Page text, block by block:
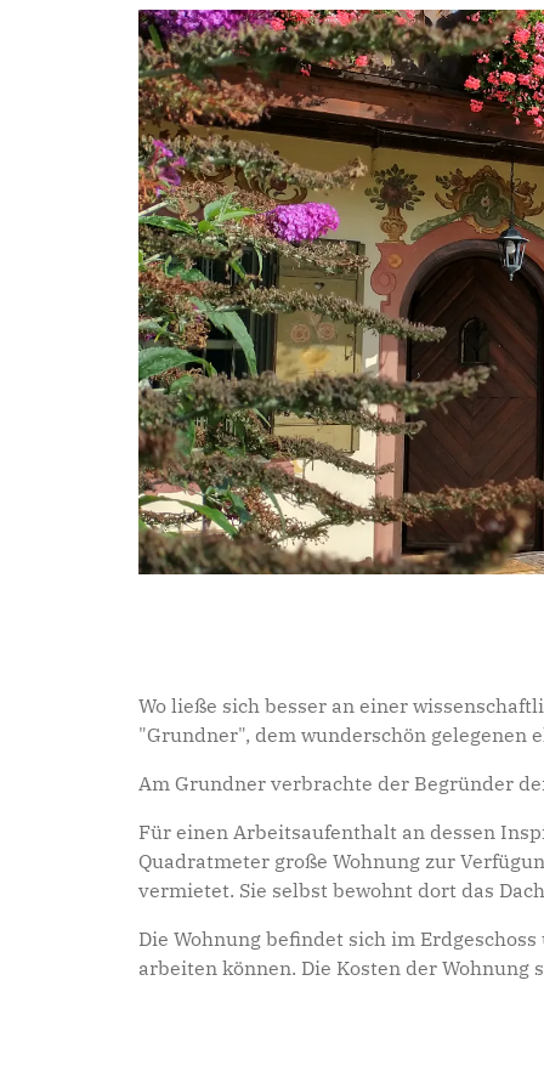
Wo ließe sich besser an einer
"Grundner", dem wunderschön gelegenen
Am Grundner verbrachte der Begründer
Für einen Arbeitsaufenthalt an dessen
Quadratmeter große Wohnung zur
vermietet. Sie selbst bewohnt dort das
Die Wohnung befindet sich im
arbeiten können. Die Kosten der